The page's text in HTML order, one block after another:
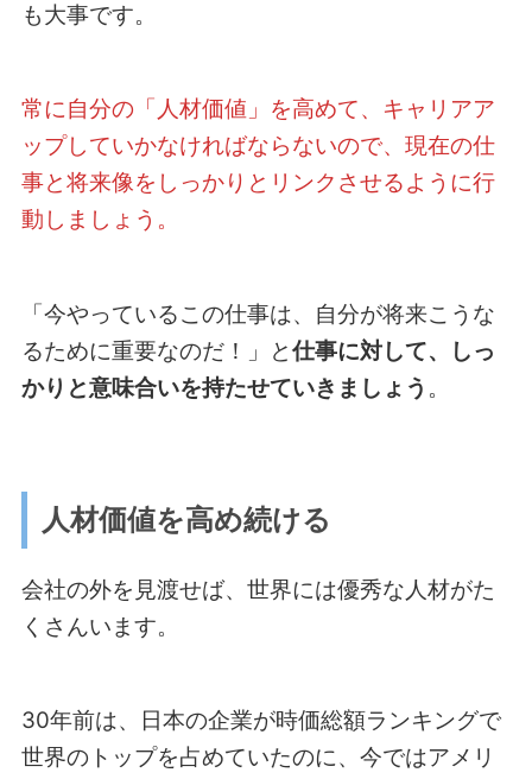
も大事です。
常に自分の「人材価値」を高めて、キャリアア
ップしていかなければならないので、現在の仕
事と将来像をしっかりとリンクさせるように行
動しましょう。
「今やっているこの仕事は、自分が将来こうな
るために重要なのだ！」と仕事に対して、しっ
かりと意味合いを持たせていきましょう 。
人材価値を高め続ける
会社の外を見渡せば、世界には優秀な人材がた
くさんいます。
30年前は、日本の企業が時価総額ランキングで
世界のトップを占めていたのに、今ではアメリ